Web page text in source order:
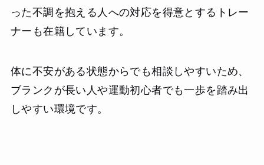
った不調を抱える人への対応を得意とするトレー
ナーも在籍しています。
体に不安がある状態からでも相談しやすいため、
ブランクが長い人や運動初心者でも一歩を踏み出
しやすい環境です。